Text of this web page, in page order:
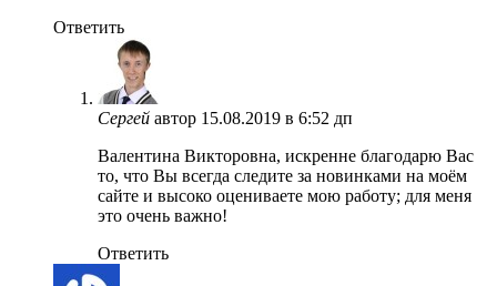
Ответить
Сергей автор 15.08.2019 в 6:52 дп
Валентина Викторовна, искренне благодарю Вас
то, что Вы всегда следите за новинками на моём
сайте и высоко оцениваете мою работу; для меня
это очень важно!
Ответить